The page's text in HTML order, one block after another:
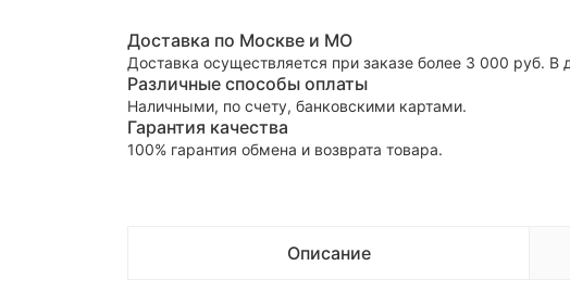
Доставка по Москве и МО
Доставка осуществляется при заказе более 3 000 руб.
Различные способы оплаты
Наличными, по счету, банковскими картами.
Гарантия качества
100% гарантия обмена и возврата товара.
Описание